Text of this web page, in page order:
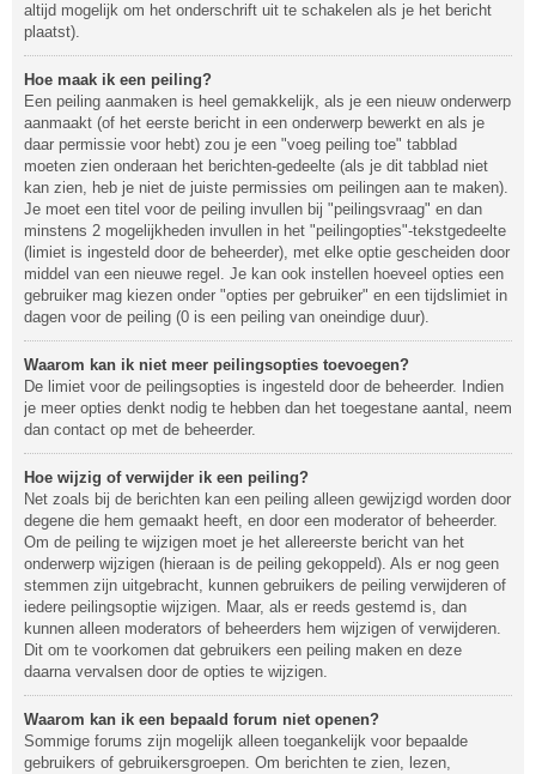
altijd mogelijk om het onderschrift uit te schakelen als je het bericht
plaatst).
Hoe maak ik een peiling?
Een peiling aanmaken is heel gemakkelijk, als je een nieuw onderwerp
aanmaakt (of het eerste bericht in een onderwerp bewerkt en als je
daar permissie voor hebt) zou je een "voeg peiling toe" tabblad
moeten zien onderaan het berichten-gedeelte (als je dit tabblad niet
kan zien, heb je niet de juiste permissies om peilingen aan te maken).
Je moet een titel voor de peiling invullen bij "peilingsvraag" en dan
minstens 2 mogelijkheden invullen in het "peilingopties"-tekstgedeelte
(limiet is ingesteld door de beheerder), met elke optie gescheiden door
middel van een nieuwe regel. Je kan ook instellen hoeveel opties een
gebruiker mag kiezen onder "opties per gebruiker" en een tijdslimiet in
dagen voor de peiling (0 is een peiling van oneindige duur).
Waarom kan ik niet meer peilingsopties toevoegen?
De limiet voor de peilingsopties is ingesteld door de beheerder. Indien
je meer opties denkt nodig te hebben dan het toegestane aantal, neem
dan contact op met de beheerder.
Hoe wijzig of verwijder ik een peiling?
Net zoals bij de berichten kan een peiling alleen gewijzigd worden door
degene die hem gemaakt heeft, en door een moderator of beheerder.
Om de peiling te wijzigen moet je het allereerste bericht van het
onderwerp wijzigen (hieraan is de peiling gekoppeld). Als er nog geen
stemmen zijn uitgebracht, kunnen gebruikers de peiling verwijderen of
iedere peilingsoptie wijzigen. Maar, als er reeds gestemd is, dan
kunnen alleen moderators of beheerders hem wijzigen of verwijderen.
Dit om te voorkomen dat gebruikers een peiling maken en deze
daarna vervalsen door de opties te wijzigen.
Waarom kan ik een bepaald forum niet openen?
Sommige forums zijn mogelijk alleen toegankelijk voor bepaalde
gebruikers of gebruikersgroepen. Om berichten te zien, lezen,